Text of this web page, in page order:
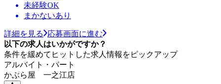
未経験OK
まかないあり
詳細を見る
応募画面に進む
以下の求人はいかがですか？
条件を緩めてヒットした求人情報をピックアップ
アルバイト・パート
かぶら屋 一之江店